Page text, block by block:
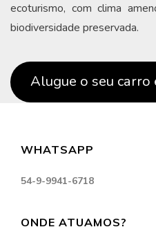
ecoturismo, com clima
biodiversidade preservada.
Alugue o seu carro
WHATSAPP
54-9-9941-6718
ONDE ATUAMOS?